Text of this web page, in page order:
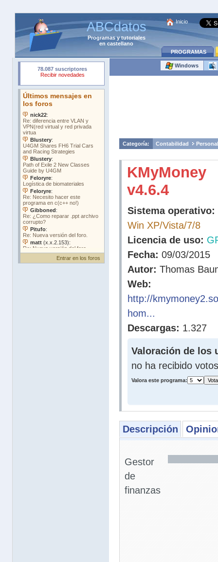
ABCdatos
Programasytutoriales
en castellano
Inicio
PROGRAMAS
Entrar en los foros
Windows
Categoría: Contabilidad Personal
KMyMoney
v4.6.4
Sistema operativo:
Win XP/Vista/7/8
Licencia de uso:
Fecha: 09/03/2015
Autor: Thomas
Web:
http://
hom...
Descargas: 1.327
Valoración de los
no ha recibido votos
Valora este programa:
Descripción
Gestor
de
finanzas